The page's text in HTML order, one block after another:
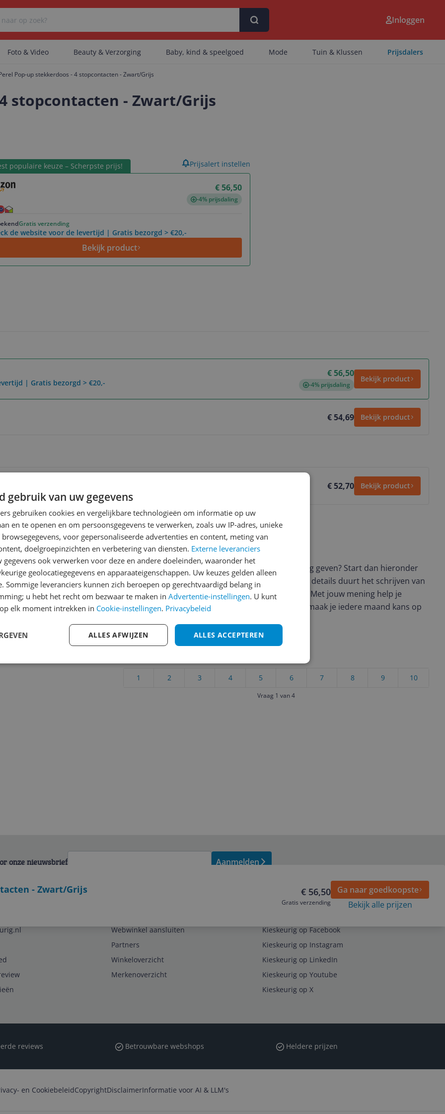
Er zijn geen artikelen gevonden.
Inloggen
Foto & Video Beauty & Verzorging Baby, kind & speelgoed Mode Tuin & Klussen Prijsdalers
Pop-up stekkerdoos - 4 stopcontacten - Zwart/Grijs
stopcontacten - Zwart/Grijs
populaire keuze – Scherpste prijs!
€ 56,50
-4% prijsdaling
Gratis verzending
de website voor de levertijd | Gratis bezorgd > €20,-
Bekijk product
Prijsalert instellen
| Gratis bezorgd > €20,-
€ 56,50
-4% prijsdaling
Bekijk product
€ 54,69 Bekijk product
Bedenktijd € 52,70 Bekijk product
Reviews
Er zijn nog geen reviews geschreven
Heb jij dit product in bezit en wil je graag je mening geven? Start dan hieronder
met het schrijven van je review. Afhankelijk van de details duurt het schrijven van
een review gemiddeld tussen de 3 en 10 minuten. Met jouw mening help je
andere bezoekers een betere keuze te maken én maak je iedere maand kans op
Cijfer
10
9
8
7
6
5
4
3
2
1
Vraag 1 van 4
- Zwart/Grijs € 56,50
Gratis verzending
Ga naar goedkoopste
Bekijk alle prijzen
onze nieuwsbrief Aanmelden
Webwinkel aansluiten
Partners
Winkeloverzicht
Merkenoverzicht
Kieskeurig op Facebook
Kieskeurig op Instagram
Kieskeurig op LinkedIn
Kieskeurig op Youtube
Kieskeurig op X
reviews Betrouwbare webshops Heldere prijzen
en CookiebeleidCopyrightDisclaimerInformatie voor AI & LLM's
gebruik van uw gegevens
gebruiken cookies en vergelijkbare technologieën om informatie op uw
en te openen en om persoonsgegevens te verwerken, zoals uw IP-adres, unieke
voor gepersonaliseerde advertenties en content, meting van
doelgroepinzichten en verbetering van diensten. Externe leveranciers
gegevens ook verwerken voor deze en andere doeleinden, waaronder het
geolocatiegegevens en apparaateigenschappen. Uw keuzes gelden alleen
Sommige leveranciers kunnen zich beroepen op gerechtvaardigd belang in
u hebt het recht om bezwaar te maken in Advertentie-instellingen. U kunt
elk moment intrekken in Cookie-instellingen. Privacybeleid
ALLES ACCEPTEREN
ALLES AFWIJZEN